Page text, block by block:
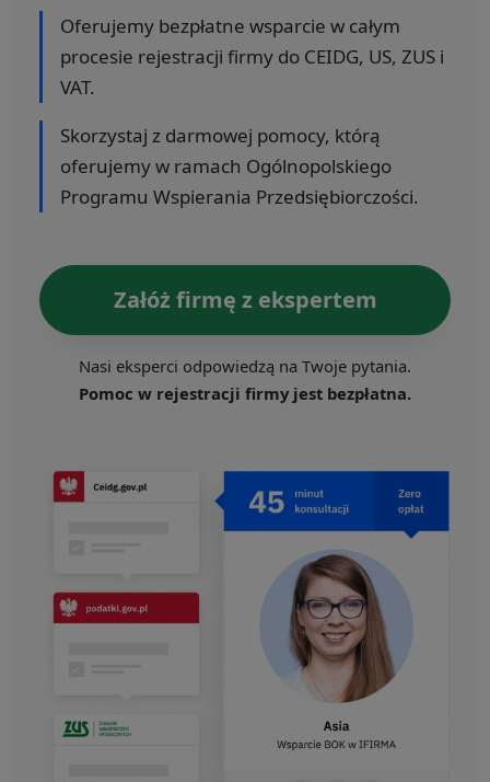
Oferujemy bezpłatne wsparcie w całym
procesie rejestracji firmy do CEIDG, US, ZUS i
VAT.
Skorzystaj z darmowej pomocy, którą
oferujemy w ramach Ogólnopolskiego
Programu Wspierania Przedsiębiorczości.
Załóż firmę z ekspertem
Nasi eksperci odpowiedzą na Twoje pytania.
Pomoc w rejestracji firmy jest bezpłatna.